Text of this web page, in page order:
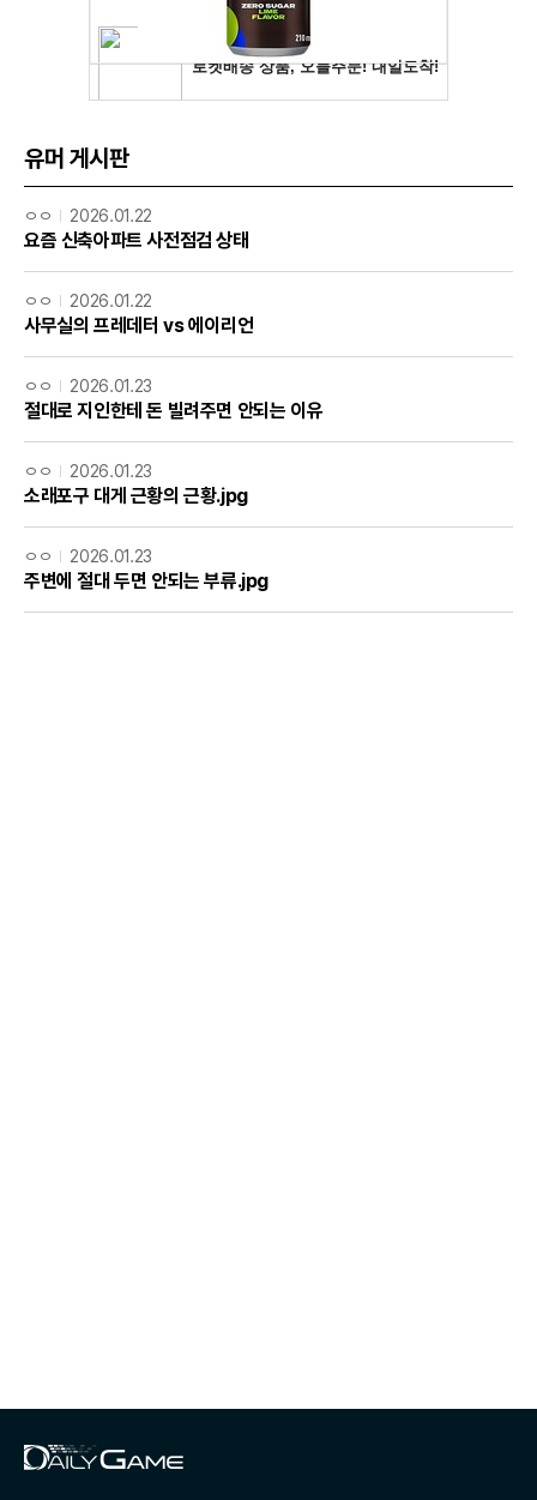
유머 게시판
ㅇㅇ 2026.01.22
요즘 신축아파트 사전점검 상태
ㅇㅇ 2026.01.22
사무실의 프레데터 vs 에이리언
ㅇㅇ 2026.01.23
절대로 지인한테 돈 빌려주면 안되는 이유
ㅇㅇ 2026.01.23
소래포구 대게 근황의 근황.jpg
ㅇㅇ 2026.01.23
주변에 절대 두면 안되는 부류.jpg